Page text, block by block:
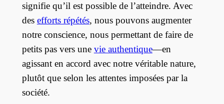
signifie qu’il est possible de l’atteindre. Avec
des efforts répétés, nous pouvons augmenter
notre conscience, nous permettant de faire de
petits pas vers une vie authentique—en
agissant en accord avec notre véritable nature,
plutôt que selon les attentes imposées par la
société.